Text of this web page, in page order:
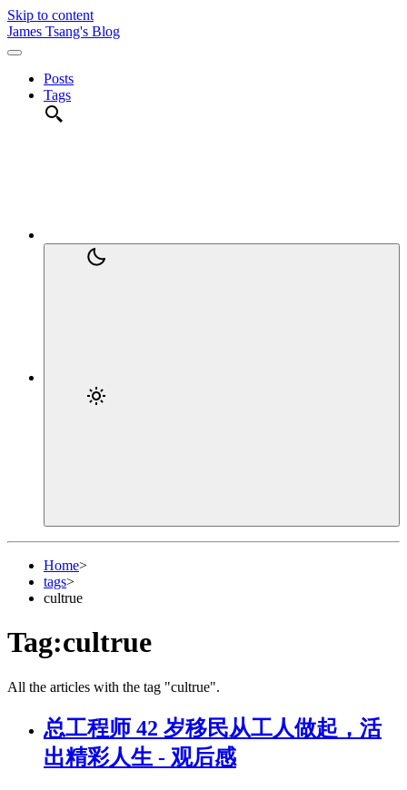
Skip to content
James Tsang's Blog
Posts
Tags
Home>
tags>
cultrue
Tag:cultrue
All the articles with the tag "cultrue".
总工程师 42 岁移民从工人做起，活
出精彩人生 - 观后感